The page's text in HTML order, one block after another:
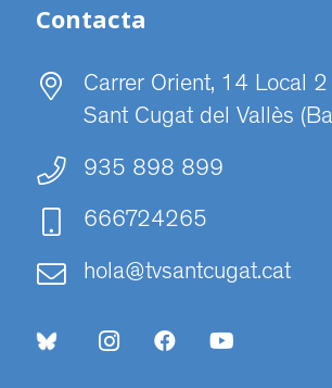
Contacta
Carrer Orient, 14 Local
Sant Cugat del Vallès
935 898 899
666724265
hola@tvsantcugat.cat